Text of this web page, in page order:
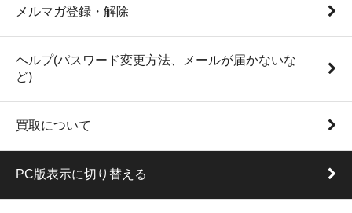
メルマガ登録・解除
ヘルプ(パスワード変更方法、メールが届かないな
ど)
買取について
PC版表示に切り替える